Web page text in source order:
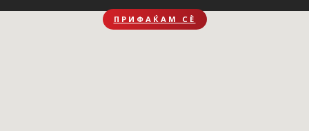
ПРИФАЌАМ СЀ